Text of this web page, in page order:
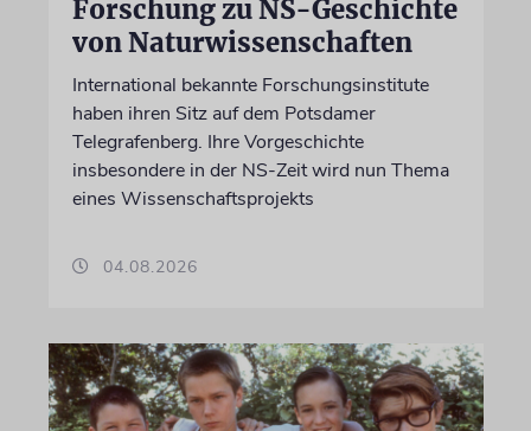
Forschung zu NS-Geschichte
von Naturwissenschaften
International bekannte Forschungsinstitute
haben ihren Sitz auf dem Potsdamer
Telegrafenberg. Ihre Vorgeschichte
insbesondere in der NS-Zeit wird nun Thema
eines Wissenschaftsprojekts
04.08.2026